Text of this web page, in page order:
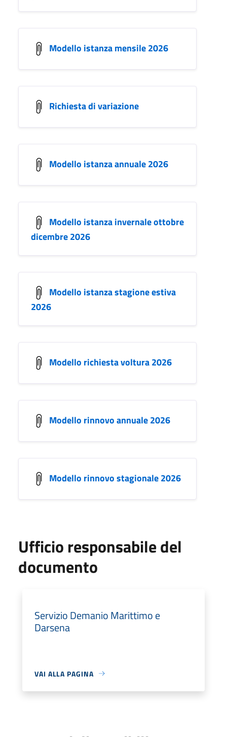
Modello istanza mensile 2026
Richiesta di variazione
Modello istanza annuale 2026
Modello istanza invernale ottobre
dicembre 2026
Modello istanza stagione estiva
2026
Modello richiesta voltura 2026
Modello rinnovo annuale 2026
Modello rinnovo stagionale 2026
Ufficio responsabile del
documento
Servizio Demanio Marittimo e
Darsena
VAI ALLA PAGINA